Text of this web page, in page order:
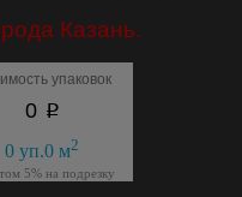
Казань.
упаковок
0 p
0 уп.0 м2
5% на подрезку